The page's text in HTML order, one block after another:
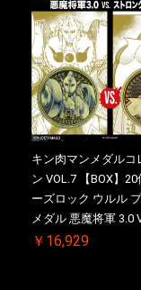
斉出荷予定
キン肉マンメダルコ
ン VOL.7 【BOX】
ーズロック ウルル
メダル 悪魔将軍 3.0
ロング・ザ・武道【
￥16,929